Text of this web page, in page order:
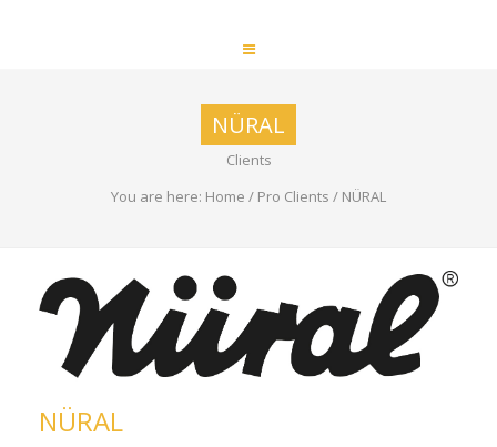
NÜRAL
Clients
You are here: Home / Pro Clients / NÜRAL
NÜRAL